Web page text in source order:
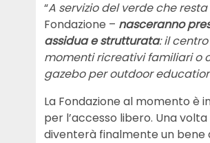
“A servizio del verde che
Fondazione – nasceranno
assidua e strutturata: il
momenti ricreativi familiari o
gazebo per outdoor
La Fondazione al momento è
per l’accesso libero. Una
diventerà finalmente un bene